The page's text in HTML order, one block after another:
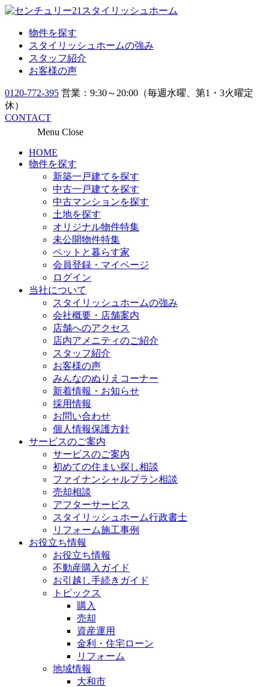
物件を探す
スタイリッシュホームの強み
スタッフ紹介
お客様の声
0120-772-395 営業：9:30～20:00（毎週水曜、第1・3火曜定
休）
CONTACT
Menu Close
HOME
物件を探す
新築一戸建てを探す
中古一戸建てを探す
中古マンションを探す
土地を探す
オリジナル物件特集
未公開物件特集
ペットと暮らす家
会員登録・マイページ
ログイン
当社について
スタイリッシュホームの強み
会社概要・店舗案内
店舗へのアクセス
店内アメニティのご紹介
スタッフ紹介
お客様の声
みんなのぬりえコーナー
新着情報・お知らせ
採用情報
お問い合わせ
個人情報保護方針
サービスのご案内
サービスのご案内
初めての住まい探し相談
ファイナンシャルプラン相談
売却相談
アフターサービス
スタイリッシュホーム行政書士
リフォーム施工事例
お役立ち情報
お役立ち情報
不動産購入ガイド
お引越し手続きガイド
トピックス
購入
売却
資産運用
金利・住宅ローン
リフォーム
地域情報
大和市